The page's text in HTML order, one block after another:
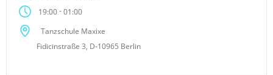
19:00-01:00
Tanzschule Maxixe
Fidicinstraße 3, D-10965 Berlin